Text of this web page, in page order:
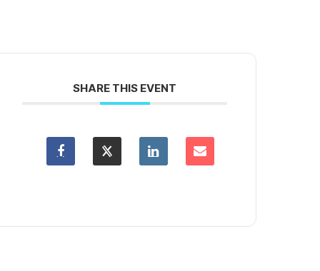
SHARE THIS EVENT